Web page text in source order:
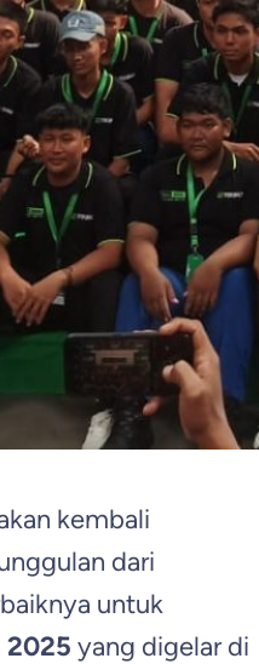
kembali
dari
untuk
2025 yang digelar di